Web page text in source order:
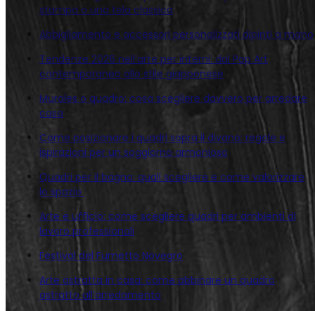
stampa o una tela classica
Abbigliamento e accessori personalizzati dipinti a mano
Tendenze 2026 nell’arte per interni: dal Pop Art
contemporaneo allo stile giapponese
Murales o quadro: cosa scegliere davvero per arredare
casa
Come posizionare i quadri sopra il divano: regole e
ispirazioni per un soggiorno armonioso
Quadri per il bagno: quali scegliere e come valorizzare
lo spazio
Arte e ufficio: come scegliere quadri per ambienti di
lavoro professionali
Festival del Fumetto Novegro
Arte astratta in casa: come abbinare un quadro
astratto all’arredamento